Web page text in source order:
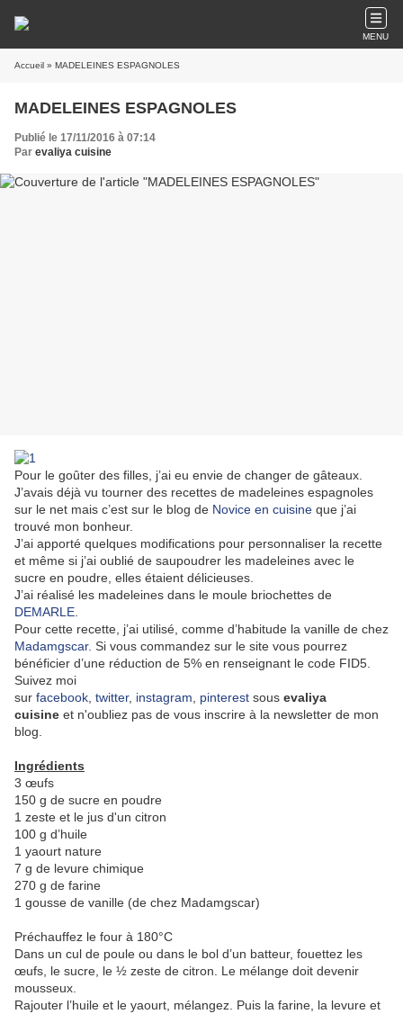
MENU
Accueil » MADELEINES ESPAGNOLES
MADELEINES ESPAGNOLES
Publié le 17/11/2016 à 07:14
Par evaliya cuisine
Pour le goûter des filles, j’ai eu envie de changer de gâteaux.
J’avais déjà vu tourner des recettes de madeleines espagnoles
sur le net mais c’est sur le blog de Novice en cuisine que j’ai
trouvé mon bonheur.
J’ai apporté quelques modifications pour personnaliser la recette
et même si j’ai oublié de saupoudrer les madeleines avec le
sucre en poudre, elles étaient délicieuses.
J’ai réalisé les madeleines dans le moule briochettes de
DEMARLE
Pour cette recette, j’ai utilisé, comme d’habitude la vanille de chez
Madamgscar. Si vous commandez sur le site vous pourrez
bénéficier d’une réduction de 5% en renseignant le code FID5.
Suivez moi
sur facebook twitter, instagram pinterest sous evaliya
cuisine et n'oubliez pas de vous inscrire à la newsletter de mon
blog.
Ingrédients
3 œufs
150 g de sucre en poudre
1 zeste et le jus d'un citron
100 g d’huile
1 yaourt nature
7 g de levure chimique
270 g de farine
1 gousse de vanille (de chez Madamgscar)
Préchauffez le four à 180°C
Dans un cul de poule ou dans le bol d’un batteur, fouettez les
œufs, le sucre, le ½ zeste de citron. Le mélange doit devenir
mousseux.
Rajouter l’huile et le yaourt, mélangez. Puis la farine, la levure et